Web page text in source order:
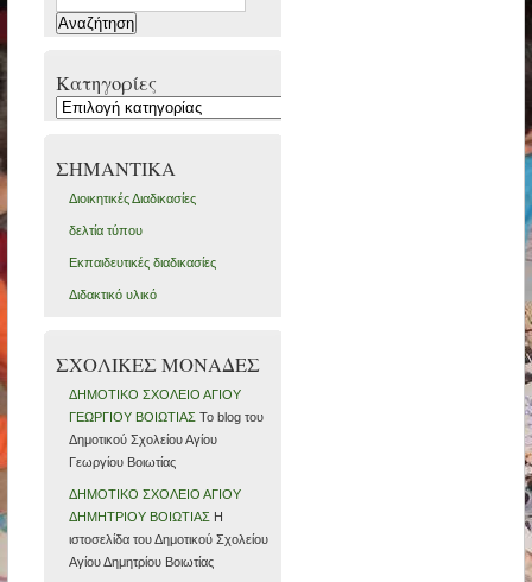
για:
Kατηγορίες
Kατηγορίες
ΣΗΜΑΝΤΙΚΑ
Διοικητικές Διαδικασίες
δελτία τύπου
Εκπαιδευτικές διαδικασίες
Διδακτικό υλικό
ΣΧΟΛΙΚΕΣ ΜΟΝΑΔΕΣ
ΔΗΜΟΤΙΚΟ ΣΧΟΛΕΙΟ ΑΓΙΟΥ
ΓΕΩΡΓΙΟΥ ΒΟΙΩΤΙΑΣ Το blog του
Δημοτικού Σχολείου Αγίου
Γεωργίου Βοιωτίας
ΔΗΜΟΤΙΚΟ ΣΧΟΛΕΙΟ ΑΓΙΟΥ
ΔΗΜΗΤΡΙΟΥ ΒΟΙΩΤΙΑΣ Η
ιστοσελίδα του Δημοτικού Σχολείου
Αγίου Δημητρίου Βοιωτίας